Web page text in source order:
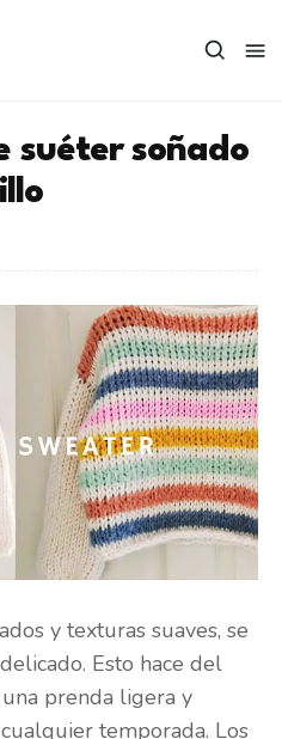
suéter soñado
y texturas suaves, se
Esto hace del
prenda ligera y
temporada. Los